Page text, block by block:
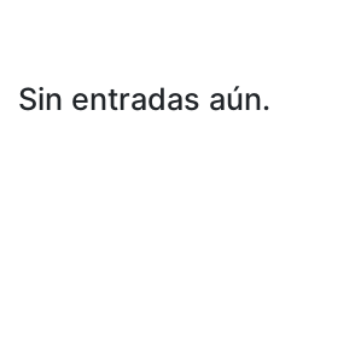
Sin entradas aún.